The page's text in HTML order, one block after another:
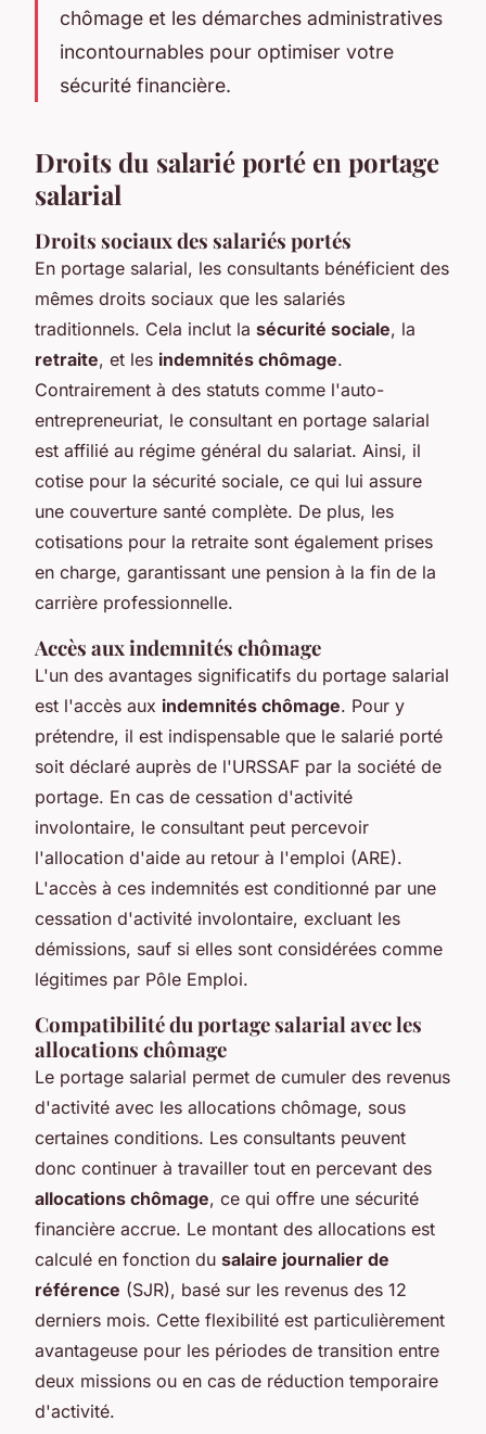
chômage et les démarches administratives
incontournables pour optimiser votre
sécurité financière.
Droits du salarié porté en portage
salarial
Droits sociaux des salariés portés
En portage salarial, les consultants bénéficient des
mêmes droits sociaux que les salariés
traditionnels. Cela inclut la sécurité sociale, la
retraite, et les indemnités chômage.
Contrairement à des statuts comme l'auto-
entrepreneuriat, le consultant en portage salarial
est affilié au régime général du salariat. Ainsi, il
cotise pour la sécurité sociale, ce qui lui assure
une couverture santé complète. De plus, les
cotisations pour la retraite sont également prises
en charge, garantissant une pension à la fin de la
carrière professionnelle.
Accès aux indemnités chômage
L'un des avantages significatifs du portage salarial
est l'accès aux indemnités chômage. Pour y
prétendre, il est indispensable que le salarié porté
soit déclaré auprès de l'URSSAF par la société de
portage. En cas de cessation d'activité
involontaire, le consultant peut percevoir
l'allocation d'aide au retour à l'emploi (ARE).
L'accès à ces indemnités est conditionné par une
cessation d'activité involontaire, excluant les
démissions, sauf si elles sont considérées comme
légitimes par Pôle Emploi.
Compatibilité du portage salarial avec les
allocations chômage
Le portage salarial permet de cumuler des revenus
d'activité avec les allocations chômage, sous
certaines conditions. Les consultants peuvent
donc continuer à travailler tout en percevant des
allocations chômage, ce qui offre une sécurité
financière accrue. Le montant des allocations est
calculé en fonction du salaire journalier de
référence (SJR), basé sur les revenus des 12
derniers mois. Cette flexibilité est particulièrement
avantageuse pour les périodes de transition entre
deux missions ou en cas de réduction temporaire
d'activité.